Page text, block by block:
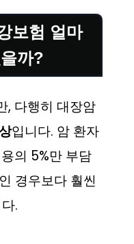
보험 얼마
까?
, 다행히 대장암
입니다. 암 환자
의 5%만 부담
경우보다 훨씬
.